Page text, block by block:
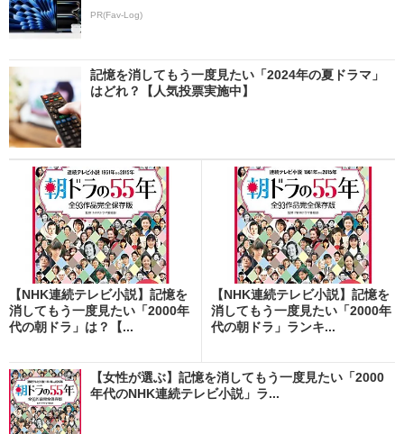
PR(Fav-Log)
記憶を消してもう一度見たい「2024年の夏ドラマ」
はどれ？【人気投票実施中】
【NHK連続テレビ小説】記憶を
消してもう一度見たい「2000年
代の朝ドラ」は？【...
【NHK連続テレビ小説】記憶を
消してもう一度見たい「2000年
代の朝ドラ」ランキ...
【女性が選ぶ】記憶を消してもう一度見たい「2000
年代のNHK連続テレビ小説」ラ...